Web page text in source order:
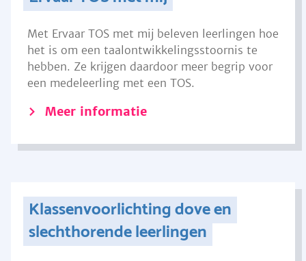
Met Ervaar TOS met mij beleven leerlingen hoe
het is om een taalontwikkelingsstoornis te
hebben. Ze krijgen daardoor meer begrip voor
een medeleerling met een TOS.
Meer informatie
Klassenvoorlichting dove en
slechthorende leerlingen